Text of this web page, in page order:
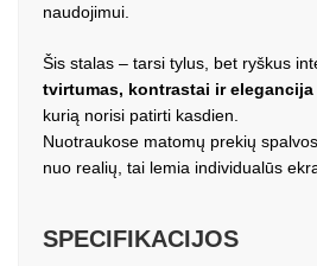
naudojimui.
Šis stalas – tarsi tylus, bet ryškus
tvirtumas, kontrastai ir elegancija
kurią norisi patirti kasdien.
Nuotraukose matomų prekių
nuo realių, tai lemia individualūs
SPECIFIKACIJOS